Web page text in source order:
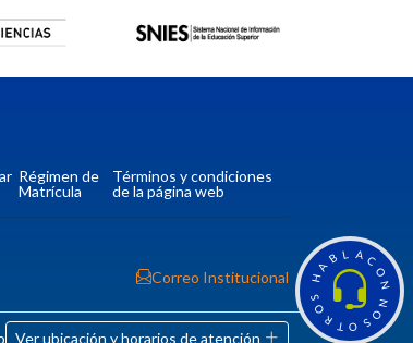
H
A
B L A C
O
N
N
O
S
O
T
R
O
S
Régimen de
Matrícula
Términos y condiciones
de la página web
Correo Institucional
Ver ubicación y horarios de atención